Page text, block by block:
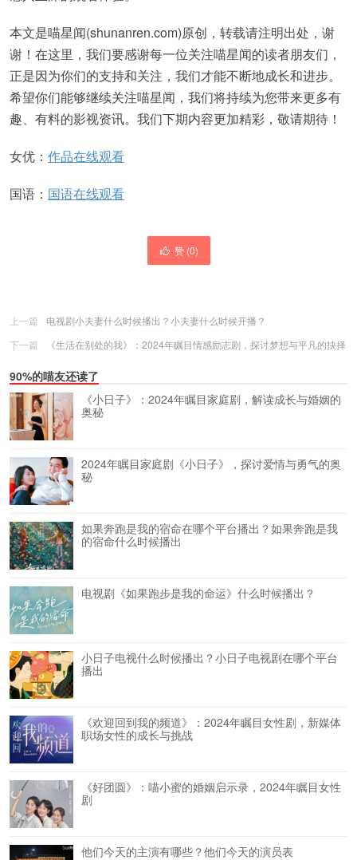
本文是喵星闻(shunanren.com)原创，转载请注明出处，谢
谢！在这里，我们要感谢每一位关注喵星闻的读者朋友们，
正是因为你们的支持和关注，我们才能不断地成长和进步。
希望你们能够继续关注喵星闻，我们将持续为您带来更多有
趣、有料的影视资讯。我们下期内容更加精彩，敬请期待！
女优： 作品在线观看
国语： 国语在线观看
赞 (0)
上一篇
电视剧小夫妻什么时候播出？小夫妻什么时候开播？
下一篇
《生活在别处的我》：2024年瞩目情感励志剧，探讨梦想与平凡的抉择
90%的喵友还读了
《小日子》：2024年瞩目家庭剧，解读成长与婚姻的
奥秘
2024年瞩目家庭剧《小日子》，探讨爱情与勇气的奥
秘
如果奔跑是我的宿命在哪个平台播出？如果奔跑是我
的宿命什么时候播出
电视剧《如果跑步是我的命运》什么时候播出？
小日子电视什么时候播出？小日子电视剧在哪个平台
播出
《欢迎回到我的频道》：2024年瞩目女性剧，新媒体
职场女性的成长与挑战
《好团圆》：喵小蜜的婚姻启示录，2024年瞩目女性
剧
他们今天的主演有哪些？他们今天的演员表